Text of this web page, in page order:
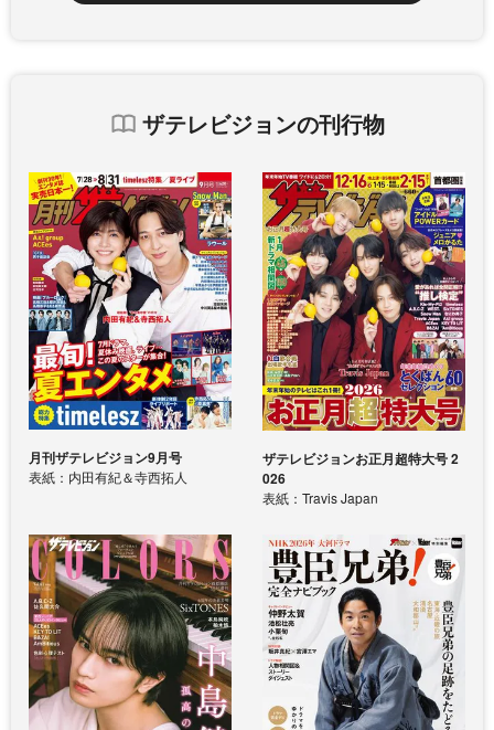
ザテレビジョンの刊行物
月刊ザテレビジョン9月号
表紙：内田有紀＆寺西拓人
ザテレビジョンお正月超特大号 2
026
表紙：Travis Japan